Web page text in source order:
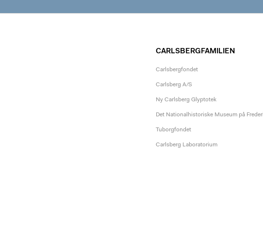
CARLSBERGFAMILIEN
Carlsbergfondet
Carlsberg A/S
Ny Carlsberg Glyptotek
Det Nationalhistoriske Museum på
Tuborgfondet
Carlsberg Laboratorium